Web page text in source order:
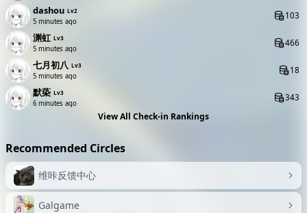
dashou Lv2
5 minutes ago
103
渊虹 Lv3
5 minutes ago
466
七月初八 Lv3
5 minutes ago
18
默蒅 Lv3
6 minutes ago
343
View All Check-in Rankings
Recommended Circles
维咔反馈中心
Galgame